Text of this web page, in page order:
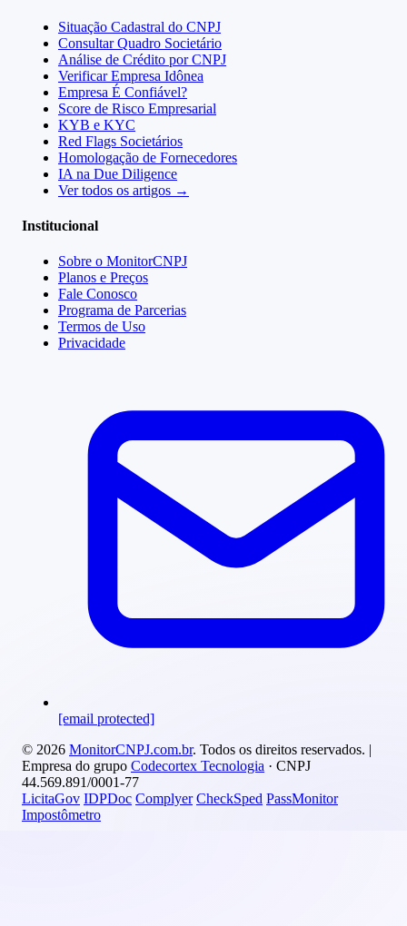
Situação Cadastral do CNPJ
Consultar Quadro Societário
Análise de Crédito por CNPJ
Verificar Empresa Idônea
Empresa É Confiável?
Score de Risco Empresarial
KYB e KYC
Red Flags Societários
Homologação de Fornecedores
IA na Due Diligence
Ver todos os artigos →
Institucional
Sobre o MonitorCNPJ
Planos e Preços
Fale Conosco
Programa de Parcerias
Termos de Uso
Privacidade
[email protected]
© 2026 MonitorCNPJ.com.br. Todos os direitos reservados. |
Empresa do grupo Codecortex Tecnologia · CNPJ
44.569.891/0001-77
LicitaGov IDPDoc Complyer CheckSped PassMonitor
Impostômetro